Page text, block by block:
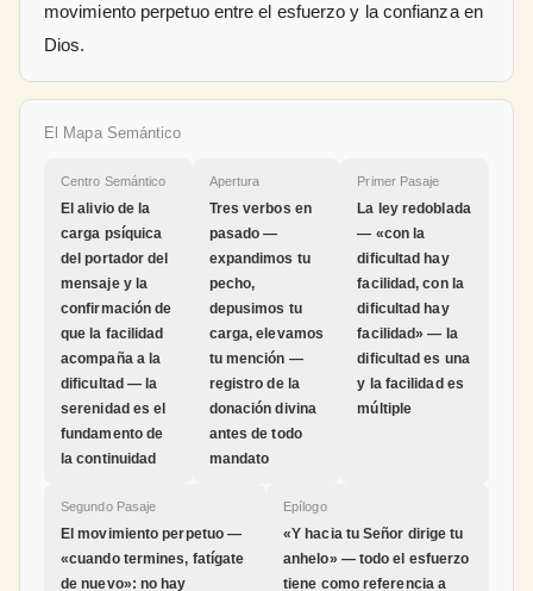
movimiento perpetuo entre el esfuerzo y la confianza en
Dios.
El Mapa Semántico
Centro Semántico
El alivio de la
carga psíquica
del portador del
mensaje y la
confirmación de
que la facilidad
acompaña a la
dificultad — la
serenidad es el
fundamento de
la continuidad
Apertura
Tres verbos en
pasado —
expandimos tu
pecho,
depusimos tu
carga, elevamos
tu mención —
registro de la
donación divina
antes de todo
mandato
Primer Pasaje
La ley redoblada
— «con la
dificultad hay
facilidad, con la
dificultad hay
facilidad» — la
dificultad es una
y la facilidad es
múltiple
Segundo Pasaje
El movimiento perpetuo —
«cuando termines, fatígate
de nuevo»: no hay
Epílogo
«Y hacia tu Señor dirige tu
anhelo» — todo el esfuerzo
tiene como referencia a